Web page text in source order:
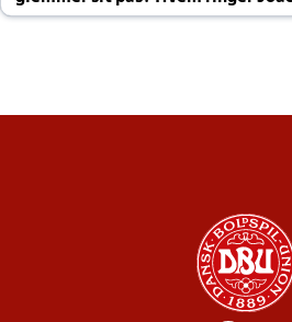
altid til efter kampe?